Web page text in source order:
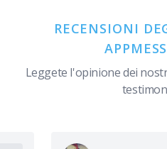
RECENSIONI
Leggete l'opinione dei